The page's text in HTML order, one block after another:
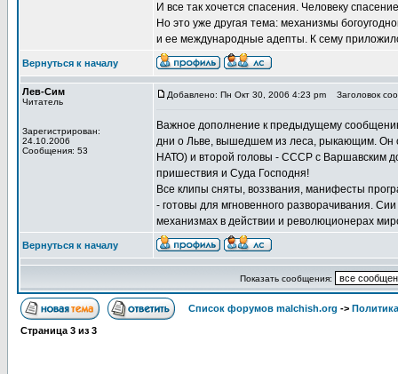
И все так хочется спасения. Человеку
Но это уже другая тема: механизмы
и ее международные адепты. К сему
Вернуться к началу
Лев-Сим
Читатель
Зарегистрирован:
24.10.2006
Сообщения: 53
Добавлено: Пн Окт 30, 2006 4:23 pm Заголовок
Важное дополнение к предыдущему
дни о Льве, вышедшем из леса, рыкающим. Он
НАТО) и второй головы - СССР с Варшавским
пришествия и Суда Господня!
Все клипы сняты, воззвания, манифесты
- готовы для мгновенного разворачивания.
механизмах в действии и революционерах
Вернуться к началу
Показать сообщения:
Список форумов malchish.org ->
Страница 3 из 3